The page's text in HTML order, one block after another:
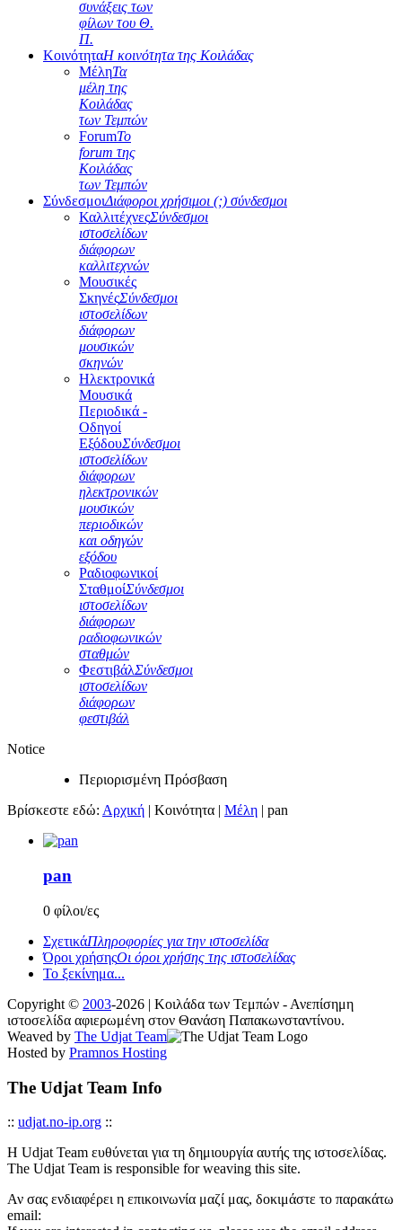
συνάξεις των
φίλων του Θ.
Π.
ΚοινότηταΗ κοινότητα της Κοιλάδας
ΜέληΤα
μέλη της
Κοιλάδας
των Τεμπών
ForumΤο
forum της
Κοιλάδας
των Τεμπών
ΣύνδεσμοιΔιάφοροι χρήσιμοι (;) σύνδεσμοι
ΚαλλιτέχνεςΣύνδεσμοι
ιστοσελίδων
διάφορων
καλλιτεχνών
Μουσικές
ΣκηνέςΣύνδεσμοι
ιστοσελίδων
διάφορων
μουσικών
σκηνών
Ηλεκτρονικά
Μουσικά
Περιοδικά -
Οδηγοί
ΕξόδουΣύνδεσμοι
ιστοσελίδων
διάφορων
ηλεκτρονικών
μουσικών
περιοδικών
και οδηγών
εξόδου
Ραδιοφωνικοί
ΣταθμοίΣύνδεσμοι
ιστοσελίδων
διάφορων
ραδιοφωνικών
σταθμών
ΦεστιβάλΣύνδεσμοι
ιστοσελίδων
διάφορων
φεστιβάλ
Notice
Περιορισμένη Πρόσβαση
Βρίσκεστε εδώ: Αρχική | Κοινότητα | Μέλη | pan
pan
0 φίλοι/ες
ΣχετικάΠληροφορίες για την ιστοσελίδα
Όροι χρήσηςΟι όροι χρήσης της ιστοσελίδας
Το ξεκίνημα...
Copyright © 2003-2026 | Κοιλάδα των Τεμπών - Ανεπίσημη
ιστοσελίδα αφιερωμένη στον Θανάση Παπακωνσταντίνου.
Weaved by The Udjat Team
Hosted by Pramnos Hosting
The Udjat Team Info
:: udjat.no-ip.org ::
Η Udjat Team ευθύνεται για τη δημιουργία αυτής της ιστοσελίδας.
The Udjat Team is responsible for weaving this site.
Αν σας ενδιαφέρει η επικοινωνία μαζί μας, δοκιμάστε το παρακάτω
email: